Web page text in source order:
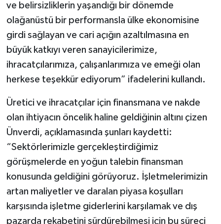
ve belirsizliklerin yaşandığı bir dönemde
olağanüstü bir performansla ülke ekonomisine
girdi sağlayan ve cari açığın azaltılmasına en
büyük katkıyı veren sanayicilerimize,
ihracatçılarımıza, çalışanlarımıza ve emeği olan
herkese teşekkür ediyorum” ifadelerini kullandı.
Üretici ve ihracatçılar için finansmana ve nakde
olan ihtiyacın öncelik haline geldiğinin altını çizen
Ünverdi, açıklamasında şunları kaydetti:
“Sektörlerimizle gerçekleştirdiğimiz
görüşmelerde en yoğun talebin finansman
konusunda geldiğini görüyoruz. İşletmelerimizin
artan maliyetler ve daralan piyasa koşulları
karşısında işletme giderlerini karşılamak ve dış
pazarda rekabetini sürdürebilmesi için bu süreci